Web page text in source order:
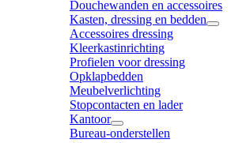
Douchewanden en accessoires
Kasten, dressing en bedden
Accessoires dressing
Kleerkastinrichting
Profielen voor dressing
Opklapbedden
Meubelverlichting
Stopcontacten en lader
Kantoor
Bureau-onderstellen